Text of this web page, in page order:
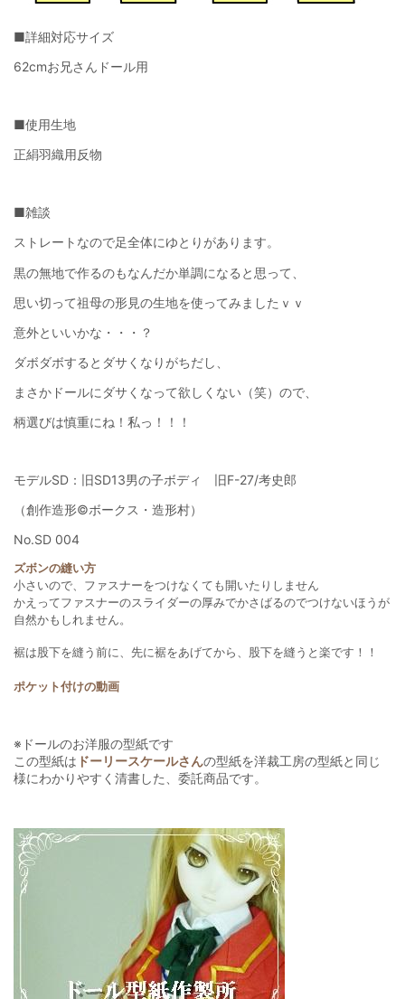
■詳細対応サイズ
62cmお兄さんドール用
■使用生地
正絹羽織用反物
■雑談
ストレートなので足全体にゆとりがあります。
黒の無地で作るのもなんだか単調になると思って、
思い切って祖母の形見の生地を使ってみましたｖｖ
意外といいかな・・・？
ダボダボするとダサくなりがちだし、
まさかドールにダサくなって欲しくない（笑）ので、
柄選びは慎重にね！私っ！！！
モデルSD：旧SD13男の子ボディ 旧F-27/考史郎
（創作造形©ボークス・造形村）
No.SD 004
ズボンの縫い方
小さいので、ファスナーをつけなくても開いたりしません
かえってファスナーのスライダーの厚みでかさばるのでつけないほうが
自然かもしれません。
裾は股下を縫う前に、先に裾をあげてから、股下を縫うと楽です！！
ポケット付けの動画
※ドールのお洋服の型紙です
この型紙は ドーリースケールさんの型紙を洋裁工房の型紙と同じ
様にわかりやすく清書した、委託商品です。